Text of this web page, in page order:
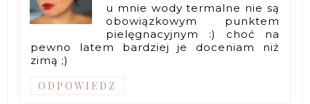
u mnie wody termalne nie są
obowiązkowym punktem
pielęgnacyjnym :) choć na
pewno latem bardziej je doceniam niż
zimą ;)
ODPOWIEDZ